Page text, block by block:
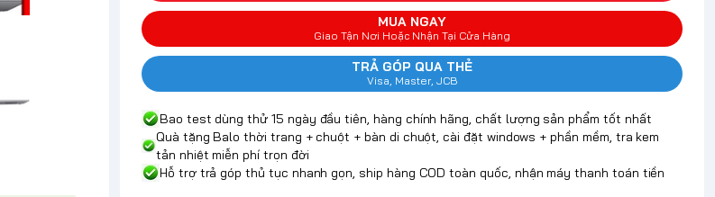
MUA NGAY
Giao Tận Nơi Hoặc Nhận Tại Cửa Hàng
TRẢ GÓP QUA THẺ
Visa, Master, JCB
Bao test dùng thử 15 ngày đầu tiên, hàng chính hãng, chất lượng sản phẩm tốt nhất
Quà tặng Balo thời trang + chuột + bàn di chuột, cài đặt windows + phần mềm, tra kem
tản nhiệt miễn phí trọn đời
Hỗ trợ trả góp thủ tục nhanh gọn, ship hàng COD toàn quốc, nhận máy thanh toán tiền